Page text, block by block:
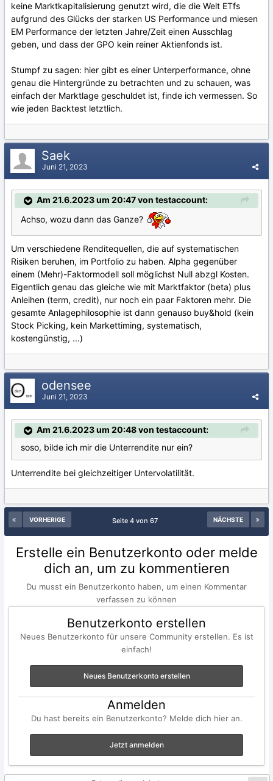
keine Marktkapitalisierung genutzt wird, die die Welt ETfs
aufgrund des Glücks der starken US Performance und miesen
EM Performance der letzten Jahre/Zeit einen Ausschlag
geben, und dass der GPO kein reiner Aktienfonds ist.
Stumpf zu sagen: hier gibt es einer Unterperformance, ohne
genau die Hintergründe zu betrachten und zu schauen, was
einfach der Marktlage geschuldet ist, finde ich vermessen. So
wie jeden Backtest letztlich.
Saek
Juni 21, 2023
Am 21.6.2023 um 20:47 von testaccount:
Achso, wozu dann das Ganze?
Um verschiedene Renditequellen, die auf systematischen
Risiken beruhen, im Portfolio zu haben. Alpha gegenüber
einem (Mehr)-Faktormodell soll möglichst Null abzgl Kosten.
Eigentlich genau das gleiche wie mit Marktfaktor (beta) plus
Anleihen (term, credit), nur noch ein paar Faktoren mehr. Die
gesamte Anlagephilosophie ist dann genauso buy&hold (kein
Stock Picking, kein Markettiming, systematisch,
kostengünstig, ...)
odensee
Juni 21, 2023
Am 21.6.2023 um 20:48 von testaccount:
soso, bilde ich mir die Unterrendite nur ein?
Unterrendite bei gleichzeitiger Untervolatilität.
VORHERIGE NÄCHSTE
Seite 4 von 67
Erstelle ein Benutzerkonto oder melde
dich an, um zu kommentieren
Du musst ein Benutzerkonto haben, um einen Kommentar
verfassen zu können
Benutzerkonto erstellen
Neues Benutzerkonto für unsere Community erstellen. Es ist
einfach!
Neues Benutzerkonto erstellen
Anmelden
Du hast bereits ein Benutzerkonto? Melde dich hier an.
Jetzt anmelden